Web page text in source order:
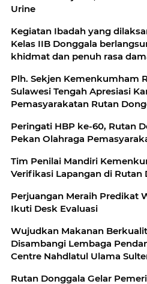
Urine
Kegiatan Ibadah yang
Kelas IIB Donggala
khidmat dan penuh rasa
Plh. Sekjen Kemenkumham
Sulawesi Tengah Apresiasi
Pemasyarakatan Rutan
Peringati HBP ke-60, Rutan
Pekan Olahraga
Tim Penilai Mandiri
Verifikasi Lapangan di Rutan
Perjuangan Meraih Predikat
Ikuti Desk Evaluasi
Wujudkan Makanan
Disambangi Lembaga
Centre Nahdlatul Ulama
Rutan Donggala Gelar